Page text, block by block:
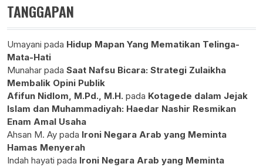
TANGGAPAN
Umayani pada Hidup Mapan Yang Mematikan Telinga-
Mata-Hati
Munahar pada Saat Nafsu Bicara: Strategi Zulaikha
Membalik Opini Publik
Afifun Nidlom, M.Pd., M.H. pada Kotagede dalam Jejak
Islam dan Muhammadiyah: Haedar Nashir Resmikan
Enam Amal Usaha
Ahsan M. Ay pada Ironi Negara Arab yang Meminta
Hamas Menyerah
Indah hayati pada Ironi Negara Arab yang Meminta